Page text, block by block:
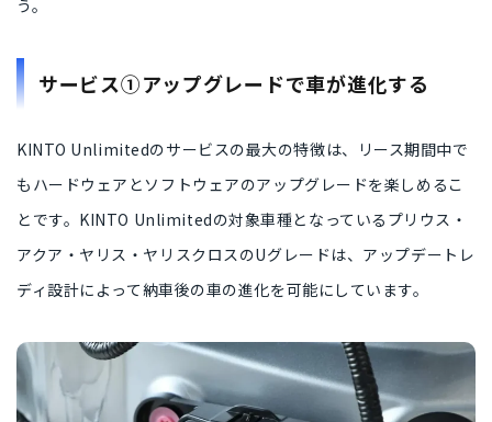
う。
サービス①アップグレードで車が進化する
KINTO Unlimitedのサービスの最大の特徴は、リース期間中で
も ハードウェアとソフトウェアのアップグレードを楽しめるこ
と です。KINTO Unlimitedの対象車種となっているプリウス・
アクア・ヤリス・ヤリスクロスのUグレードは、 アップデートレ
ディ設計によって納車後の車の進化を可能にしています。